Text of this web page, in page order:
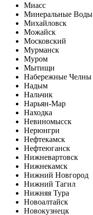
Миасс
Минеральные Воды
Михайловск
Можайск
Московский
Мурманск
Муром
Мытищи
Набережные Челны
Надым
Нальчик
Нарьян-Мар
Находка
Невиномысск
Нерюнгри
Нефтекамск
Нефтеюганск
Нижневартовск
Нижнекамск
Нижний Новгород
Нижний Тагил
Нижняя Тура
Новоалтайск
Новокузнецк